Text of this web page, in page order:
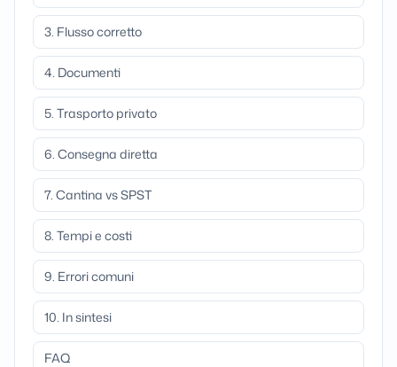
3. Flusso corretto
4. Documenti
5. Trasporto privato
6. Consegna diretta
7. Cantina vs SPST
8. Tempi e costi
9. Errori comuni
10. In sintesi
FAQ